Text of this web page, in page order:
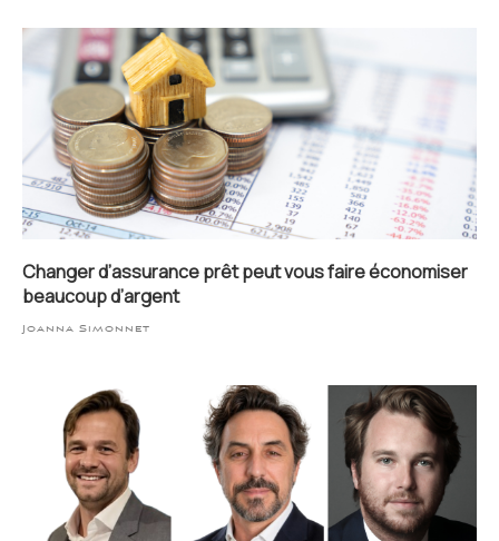
Changer d’assurance prêt peut vous faire économiser
beaucoup d’argent
Joanna Simonnet